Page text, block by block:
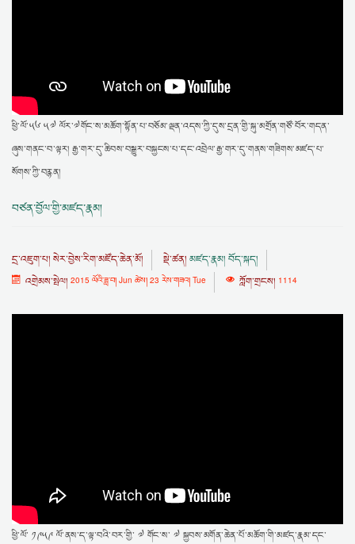
ཕྱི་ལོ་༥༦ ༥༧ ལོར་༧གོང་ས་མཆོག་སྟོན་པ་བཅོམ་ལྡན་འདས་ཀྱི་དུས་དྲན་གྱི་སྐུ་མགྲོན་གཙོ་བོར་གདན་
ཞུས་གནང་བ་ལྟར། རྒྱ་གར་དུ་ཆིབས་བསྒྱུར་བསྐྱངས་པ་དང་འབྲེལ་རྒྱ་གར་དུ་གནས་གཟིགས་མཛད་པ་
སོགས་ཀྱི་བརྙན།
བཙན་བྱོལ་གྱི་མཛད་རྣམ།
དྲ་འཇུག་པ། སེར་བྱེས་རིག་མཛོད་ཆེན་མོ། སྡེ་ཚན། མཛད་རྣམ། བོད་སྐད།
འགྲེམས་སྤེལ། 2015 ལོའི་ཟླ་བ། Jun ཚེས། 23 རེས་གཟའ། Tue ཀློག་གྲངས། 1114
ཕྱི་ལོ་ ༡༩༥༩ ལོ་ནས་ད་ལྟ་བའི་བར་གྱི་ ༧ གོང་ས་ ༧ སྐྱབས་མགོན་ཆེན་པོ་མཆོག་གི་མཛད་རྣམ་དང་